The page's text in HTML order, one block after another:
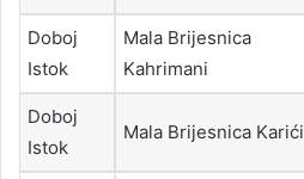
Doboj
Istok
Mala Brijesnica
Kahrimani
Doboj
Istok
Mala Brijesnica Karići